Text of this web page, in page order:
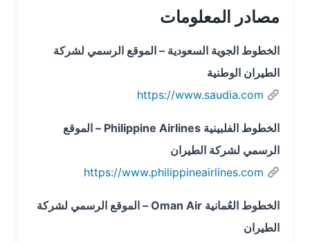
مصادر المعلومات
الخطوط الجوية السعودية – الموقع الرسمي لشركة
الطيران الوطنية
https://www.saudia.com
الخطوط الفلبينية Philippine Airlines – الموقع
الرسمي لشركة الطيران
https://www.philippineairlines.com
الخطوط العُمانية Oman Air – الموقع الرسمي لشركة
الطيران